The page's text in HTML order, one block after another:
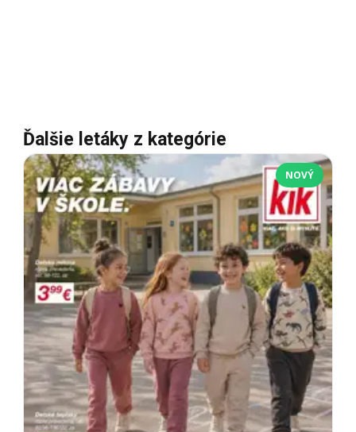
Ďalšie letáky z kategórie
NOVÝ